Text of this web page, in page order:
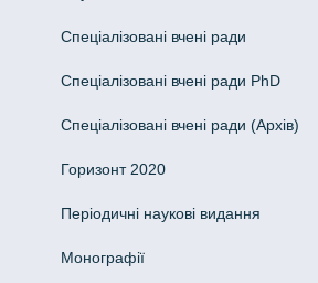
Спеціалізовані вчені ради
Спеціалізовані вчені ради PhD
Спеціалізовані вчені ради (Архів)
Горизонт 2020
Періодичні наукові видання
Монографії